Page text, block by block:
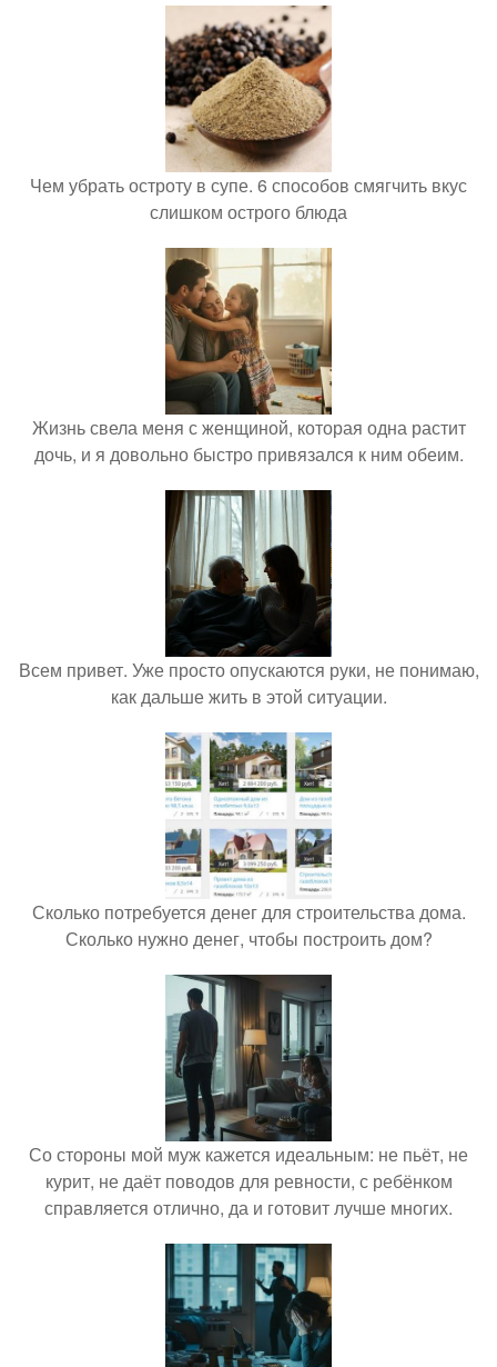
Чем убрать остроту в супе. 6 способов смягчить вкус
слишком острого блюда
Жизнь свела меня с женщиной, которая одна растит
дочь, и я довольно быстро привязался к ним обеим.
Всем привет. Уже просто опускаются руки, не понимаю,
как дальше жить в этой ситуации.
Сколько потребуется денег для строительства дома.
Сколько нужно денег, чтобы построить дом?
Со стороны мой муж кажется идеальным: не пьёт, не
курит, не даёт поводов для ревности, с ребёнком
справляется отлично, да и готовит лучше многих.